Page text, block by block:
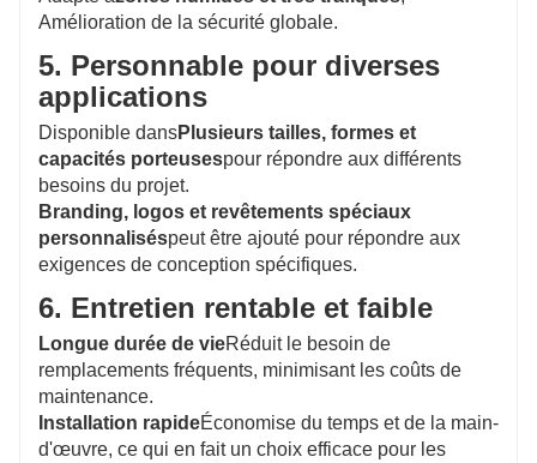
Amélioration de la sécurité globale.
5. Personnable pour diverses
applications
Disponible dansPlusieurs tailles, formes et
capacités porteusespour répondre aux différents
besoins du projet.
Branding, logos et revêtements spéciaux
personnaliséspeut être ajouté pour répondre aux
exigences de conception spécifiques.
6. Entretien rentable et faible
Longue durée de vieRéduit le besoin de
remplacements fréquents, minimisant les coûts de
maintenance.
Installation rapideÉconomise du temps et de la main-
d'œuvre, ce qui en fait un choix efficace pour les